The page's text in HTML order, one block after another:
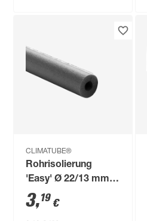
CLIMATUBE®
Rohrisolierung
'Easy' Ø 22/13 mm
Dämmstärke
selbstklebend, 1 m
3,19 €